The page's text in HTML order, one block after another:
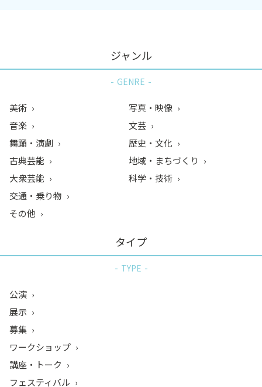
ジャンル
GENRE
美術
音楽
舞踊・演劇
古典芸能
大衆芸能
写真・映像
文芸
歴史・文化
地域・まちづくり
科学・技術
交通・乗り物
その他
タイプ
TYPE
公演
展示
募集
ワークショップ
講座・トーク
フェスティバル